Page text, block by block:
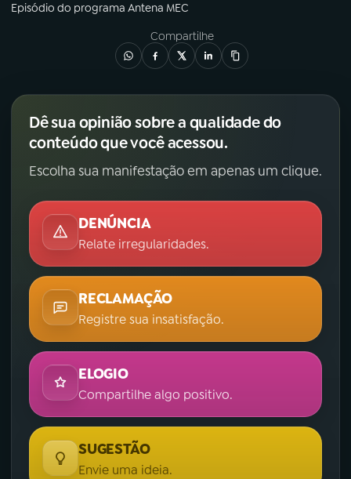
Episódio do programa Antena MEC
Compartilhe
Dê sua opinião sobre a qualidade do
conteúdo que você acessou.
Escolha sua manifestação em apenas um clique.
DENÚNCIA
Relate irregularidades.
RECLAMAÇÃO
Registre sua insatisfação.
ELOGIO
Compartilhe algo positivo.
SUGESTÃO
Envie uma ideia.